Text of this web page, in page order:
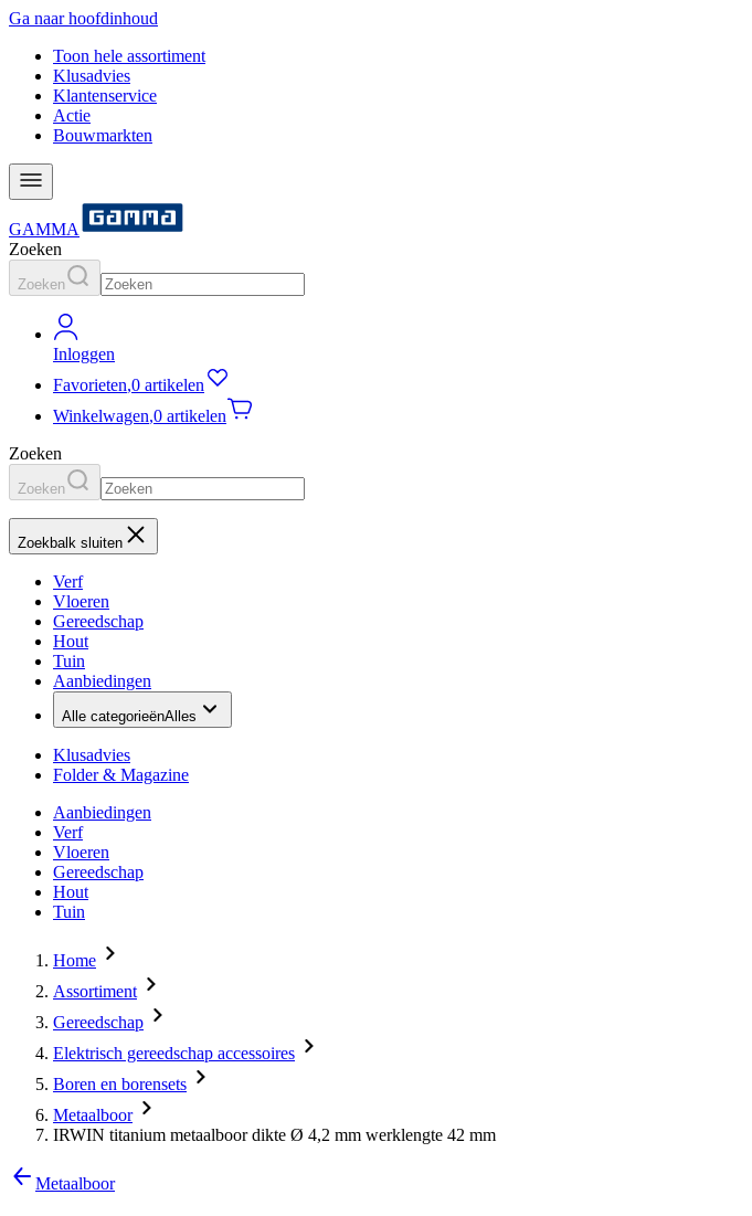
Ga naar hoofdinhoud
Toon hele assortiment
Klusadvies
Klantenservice
Actie
Bouwmarkten
GAMMA
Zoeken
Zoeken
Inloggen
Favorieten,0 artikelen
Winkelwagen,0 artikelen
Zoeken
Zoeken
Zoekbalk sluiten
Verf
Vloeren
Gereedschap
Hout
Tuin
Aanbiedingen
Alle categorieënAlles
Klusadvies
Folder & Magazine
Aanbiedingen
Verf
Vloeren
Gereedschap
Hout
Tuin
Home
Assortiment
Gereedschap
Elektrisch gereedschap accessoires
Boren en borensets
Metaalboor
IRWIN titanium metaalboor dikte Ø 4,2 mm werklengte 42 mm
Metaalboor